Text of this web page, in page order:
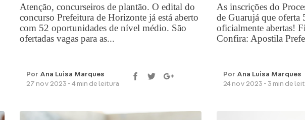
Atenção, concurseiros de plantão. O edital do
concurso Prefeitura de Horizonte já está aberto
com 52 oportunidades de nível médio. São
ofertadas vagas para as...
Por Ana Luisa Marques
27 nov 2023 - 4 min de leitura
As inscrições do
de Guarujá que oferta
oficialmente abertas!
Confira: Apostila
Por Ana Luisa Marques
24 nov 2023 - 3 min de